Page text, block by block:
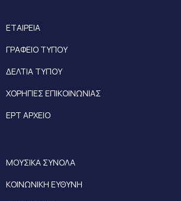
ΕΤΑΙΡΕΙΑ
ΓΡΑΦΕΙΟ ΤΥΠΟΥ
ΔΕΛΤΙΑ ΤΥΠΟΥ
ΧΟΡΗΓΙΕΣ ΕΠΙΚΟΙΝΩΝΙΑΣ
ΕΡΤ ΑΡΧΕΙΟ
ΜΟΥΣΙΚΑ ΣΥΝΟΛΑ
ΚΟΙΝΩΝΙΚΗ ΕΥΘΥΝΗ